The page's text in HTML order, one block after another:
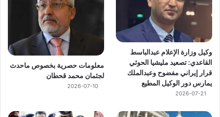
وكيل وزارة الإعلام عبدالباسط
القاعدي: تصعيد مليشيا الحوثي
قرار إيراني مفضوح وعبدالملك
يمارس دور الوكيل المطيع
2026-07-21
معلومات حصرية بخصوص ماحدث
لجثمان محمد قحطان
2026-07-10